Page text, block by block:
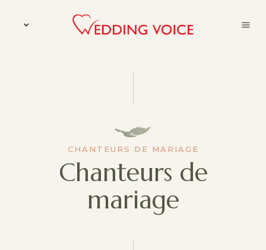
CHANTEURS DE MARIAGE
Chanteurs de
mariage